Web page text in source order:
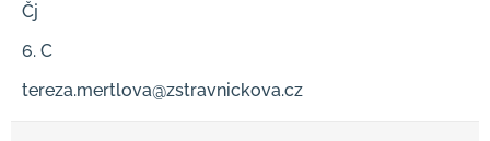
Čj
6. C
tereza.mertlova@zstravnickova.cz